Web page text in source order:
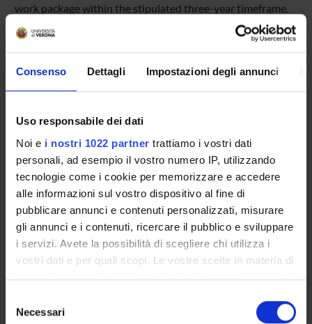
Consenso Dettagli Impostazioni degli annunci
Uso responsabile dei dati
Noi e i nostri 1022 partner trattiamo i vostri dati
personali, ad esempio il vostro numero IP, utilizzando
tecnologie come i cookie per memorizzare e accedere
alle informazioni sul vostro dispositivo al fine di
pubblicare annunci e contenuti personalizzati, misurare
gli annunci e i contenuti, ricercare il pubblico e sviluppare
i servizi. Avete la possibilità di scegliere chi utilizza i
vostri dati e per quali scopi. Le vostre scelte in materia di
privacy sono applicabili solo su questa proprietà digitale
modificare o revocare il proprio consenso in qualsiasi
delNecessari
work package within the stipulated three-year timeframe.
We will employ a unique combination of methodologies,
merging an in vitro high-throughput nanoBRET-Ubiquitin
screen with an in vivo functional compound screen in
Zebrafish. The outcomes of this proof-of-concept project
metastatic growth, especially in aggressive basal-like breast
ENTI FINANZIATORI:
Ministero degli affari esteri e della cooperazione
internazionale
Finanziamento:assegnato e gestito dal Dipartimento
PARTECIPANTI AL PROGETTO